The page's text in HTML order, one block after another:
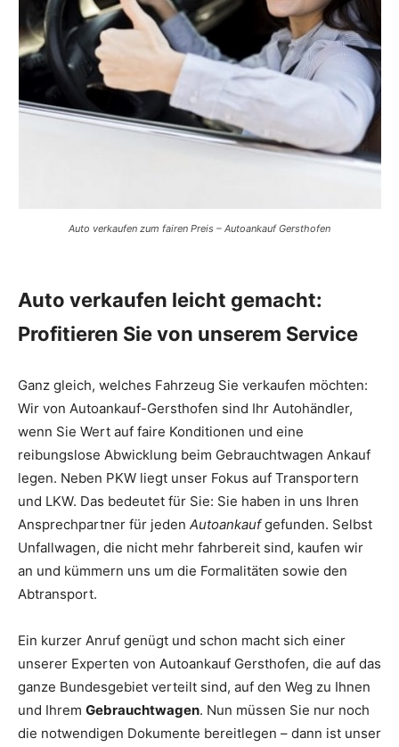
Auto verkaufen zum fairen Preis – Autoankauf Gersthofen
Auto verkaufen leicht gemacht:
Profitieren Sie von unserem Service
Ganz gleich, welches Fahrzeug Sie verkaufen möchten:
Wir von Autoankauf-Gersthofen sind Ihr Autohändler,
wenn Sie Wert auf faire Konditionen und eine
reibungslose Abwicklung beim Gebrauchtwagen Ankauf
legen. Neben PKW liegt unser Fokus auf Transportern
und LKW. Das bedeutet für Sie: Sie haben in uns Ihren
Ansprechpartner für jeden Autoankaufgefunden. Selbst
Unfallwagen, die nicht mehr fahrbereit sind, kaufen wir
an und kümmern uns um die Formalitäten sowie den
Abtransport.
Ein kurzer Anruf genügt und schon macht sich einer
unserer Experten von Autoankauf Gersthofen, die auf das
ganze Bundesgebiet verteilt sind, auf den Weg zu Ihnen
und Ihrem Gebrauchtwagen. Nun müssen Sie nur noch
die notwendigen Dokumente bereitlegen – dann ist unser